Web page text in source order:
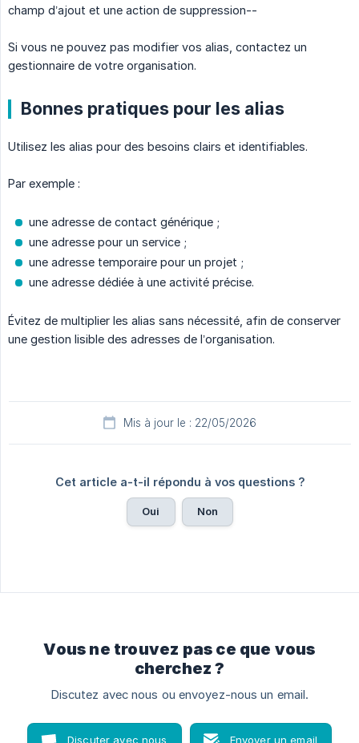
champ d’ajout et une action de suppression--
Si vous ne pouvez pas modifier vos alias, contactez un
gestionnaire de votre organisation.
Bonnes pratiques pour les alias
Utilisez les alias pour des besoins clairs et identifiables.
Par exemple :
une adresse de contact générique ;
une adresse pour un service ;
une adresse temporaire pour un projet ;
une adresse dédiée à une activité précise.
Évitez de multiplier les alias sans nécessité, afin de conserver
une gestion lisible des adresses de l’organisation.
Mis à jour le : 22/05/2026
Cet article a-t-il répondu à vos questions ?
Oui Non
Vous ne trouvez pas ce que vous
cherchez ?
Discutez avec nous ou envoyez-nous un email.
Discuter avec nous Envoyer un email